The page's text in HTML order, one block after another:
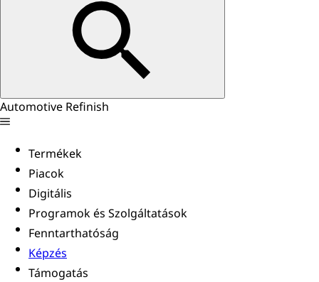
Automotive Refinish
Termékek
Piacok
Digitális
Programok és Szolgáltatások
Fenntarthatóság
Képzés
Támogatás